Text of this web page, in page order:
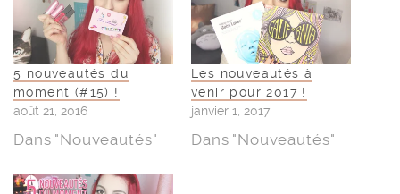
5 nouveautés du
moment (#15) !
août 21, 2016
Dans "Nouveautés"
Les nouveautés à
venir pour 2017 !
janvier 1, 2017
Dans "Nouveautés"